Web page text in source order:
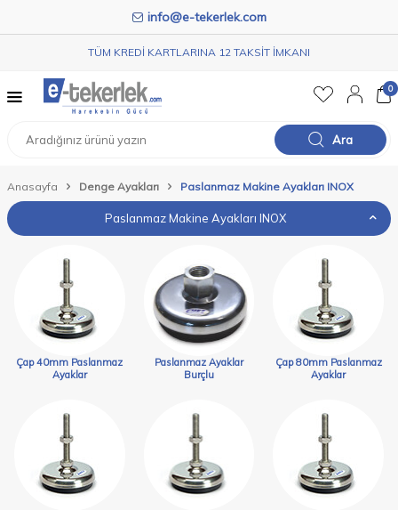
info@e-tekerlek.com
TÜM KREDİ KARTLARINA 12 TAKSİT İMKANI
Ara
0
Anasayfa Denge Ayakları Paslanmaz Makine Ayakları INOX
Paslanmaz Makine Ayakları INOX
Çap 40mm Paslanmaz
Ayaklar
Paslanmaz Ayaklar
Burçlu
Çap 80mm Paslanmaz
Ayaklar